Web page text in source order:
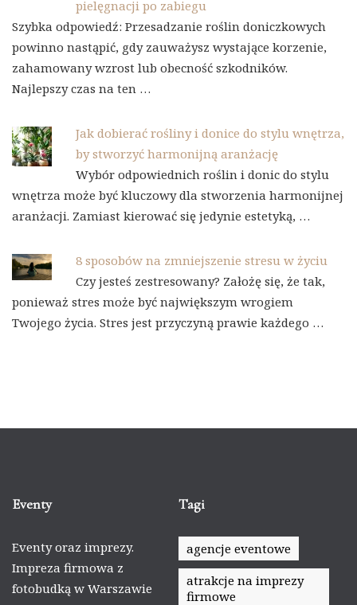
pielęgnacji po zabiegu
Szybka odpowiedź: Przesadzanie roślin doniczkowych
powinno nastąpić, gdy zauważysz wystające korzenie,
zahamowany wzrost lub obecność szkodników.
Najlepszy czas na ten …
Jak dobierać rośliny i donice do stylu wnętrza,
by stworzyć harmonijną aranżację
Wybór odpowiednich roślin i donic do stylu
wnętrza może być kluczowy dla stworzenia harmonijnej
aranżacji. Zamiast kierować się jedynie estetyką, …
8 sposobów na zmniejszenie stresu w życiu
Czy jesteś zestresowany? Założę się, że tak,
ponieważ stres może być największym wrogiem
Twojego życia. Stres jest przyczyną prawie każdego …
Eventy
Eventy oraz imprezy.
Impreza firmowa z
fotobudką w Warszawie
Tagi
agencje eventowe
atrakcje na imprezy
firmowe